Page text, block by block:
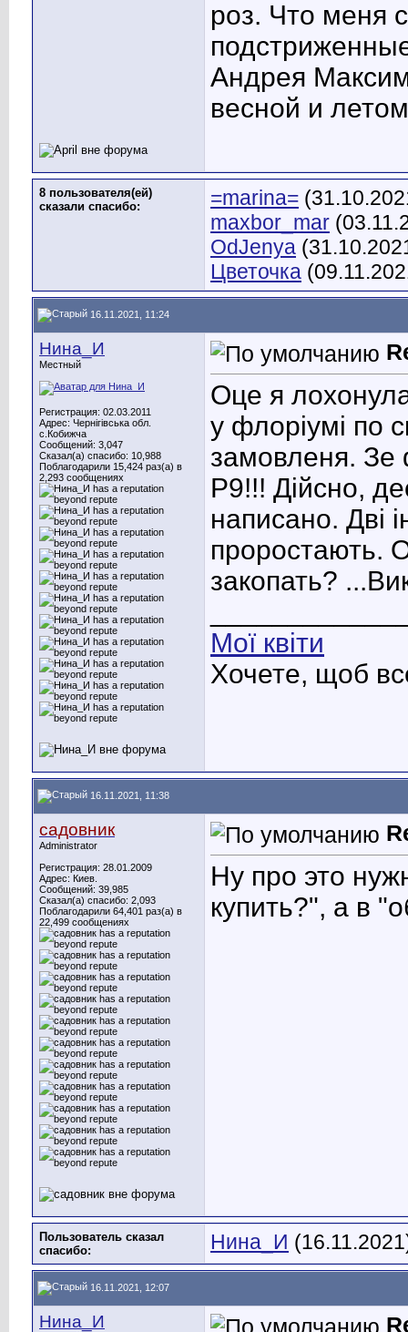
роз. Что меня
Андрея
весной и
8 пользователя(ей)
сказали cпасибо:
=marina=
maxbor_mar
OdJenya
Цветочка
16.11.2021, 11:24
Нина_И
Местный
Регистрация: 02.03.2011
Адрес: Чернігівська обл.
с.Кобижча
Сообщений: 3,047
Сказал(а) спасибо: 10,988
Поблагодарили 15,424 раз(а) в
2,293 сообщениях
Оце я
у флоріумі по
замовленя. Зе
Р9!!! Дійсно,
написано. Дві
проростають.
закопать?
Мої квіти
Хочете, щоб
16.11.2021, 11:38
садовник
Administrator
Регистрация: 28.01.2009
Адрес: Киев.
Сообщений: 39,985
Сказал(а) спасибо: 2,093
Поблагодарили 64,401 раз(а) в
22,499 сообщениях
Ну про это
купить?", а в
Пользователь сказал
cпасибо:
Нина_И
16.11.2021, 12:07
Нина_И